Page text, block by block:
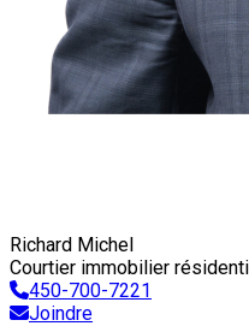
Richard Michel
Courtier immobilier
450-700-7221
Joindre